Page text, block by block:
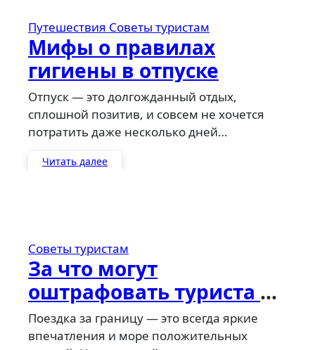
Путешествия Советы туристам
Мифы о правилах
гигиены в отпуске
Отпуск — это долгожданный отдых,
сплошной позитив, и совсем не хочется
потратить даже несколько дней…
Читать далее
Советы туристам
За что могут
оштрафовать туриста за
границей
Поездка за границу — это всегда яркие
впечатления и море положительных